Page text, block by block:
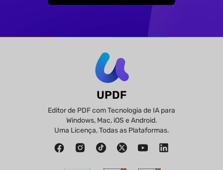
UPDF
Editor de PDF com Tecnologia de IA para
Windows, Mac, iOS e Android.
Uma Licença, Todas as Plataformas.